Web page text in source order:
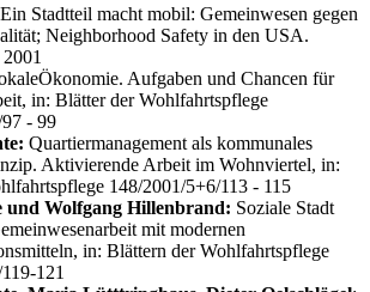
Ein Stadtteil macht mobil: Gemeinwesen gegen
Neighborhood Safety in den USA.
Aufgaben und Chancen für
in: Blätter der Wohlfahrtspflege
- 99
Quartiermanagement als kommunales
Aktivierende Arbeit im Wohnviertel, in:
148/2001/5+6/113 - 115
und Wolfgang Hillenbrand: Soziale Stadt
mit modernen
in: Blättern der Wohlfahrtspflege
121